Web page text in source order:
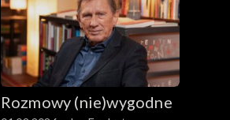
Rozmowy (nie)wygodne